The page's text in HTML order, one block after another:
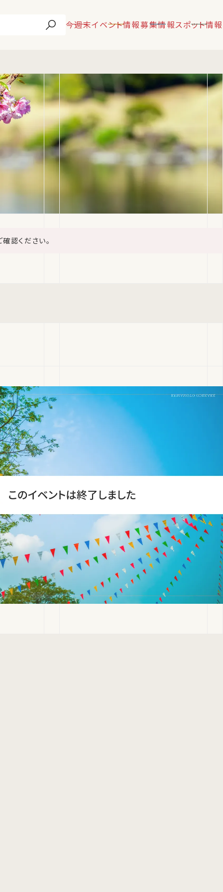
今週末イベント情報募集情報スポット情報
認ください。